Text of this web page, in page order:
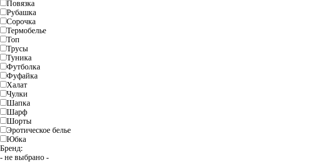
Повязка
Рубашка
Сорочка
Термобелье
Топ
Трусы
Туника
Футболка
Фуфайка
Халат
Чулки
Шапка
Шарф
Шорты
Эротическое белье
Юбка
Бренд:
- не выбрано -